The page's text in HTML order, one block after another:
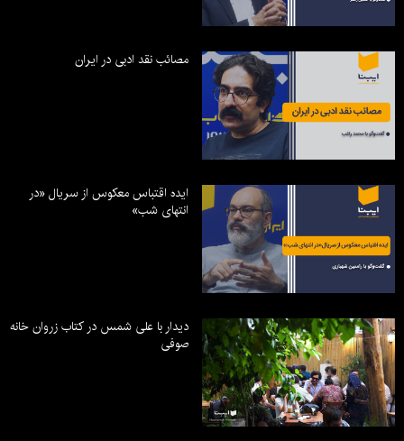
مصائب نقد ادبی در ایران
ایده اقتباس معکوس از سریال «در
انتهای شب»
دیدار با علی شمس در کتاب زروان خانه
صوفی